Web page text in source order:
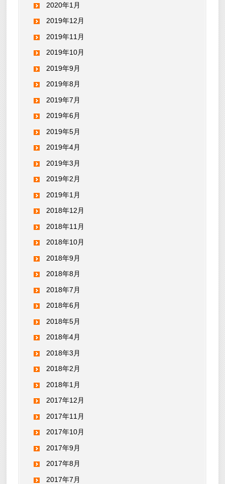
2020年1月
2019年12月
2019年11月
2019年10月
2019年9月
2019年8月
2019年7月
2019年6月
2019年5月
2019年4月
2019年3月
2019年2月
2019年1月
2018年12月
2018年11月
2018年10月
2018年9月
2018年8月
2018年7月
2018年6月
2018年5月
2018年4月
2018年3月
2018年2月
2018年1月
2017年12月
2017年11月
2017年10月
2017年9月
2017年8月
2017年7月